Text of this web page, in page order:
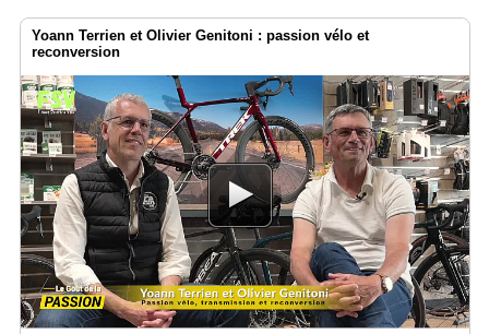
annuaire
Accès
éditeur
Yoann Terrien et Olivier Genitoni : passion vélo et
reconversion